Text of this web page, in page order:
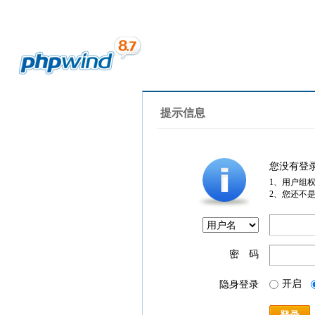
提示信息
您没有登
1、用户组
2、您还不
密 码
隐身登录 开启